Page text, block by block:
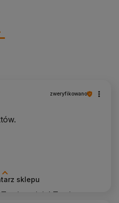
sklepu
opinię! Twoja
zweryfikowano